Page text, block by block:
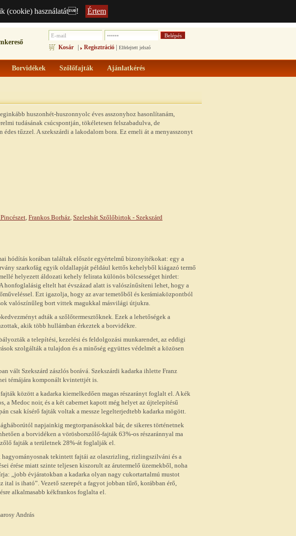
(cookie) használatát! Értem
Kosár | Regisztráció | Elfelejtett jelszó
Borvidékek Szőlőfajták Ajánlatkérés
huszonhét-huszonnyolc éves asszonyhoz hasonlítanám,
tudásának csúcspontján, tökéletesen felszabadulva, de
tűzzel. A szekszárdi a lakodalom bora. Ez emeli át a menyasszonyt
, Frankos Borház, Szeleshát Szőlőbirtok - Szekszárd
hódítás korában találtak először egyértelmű bizonyítékokat: egy a
szarkofág egyik oldallapját például kettős kehelyből kiágazó termő
helyezett áldozati kehely felirata különös bölcsességet hirdet:
honfoglalásig eltelt hat évszázad alatt is valószínűsíteni lehet, hogy a
Ezt igazolja, hogy az avar temetőből és kerámiaközpontból
valószínűleg bort vittek magukkal másvilági útjukra.
adták a szőlőtermesztőknek. Ezek a lehetőségek a
akik több hullámban érkeztek a borvidékre.
a telepítési, kezelési és feldolgozási munkarendet, az eddigi
szolgálták a tulajdon és a minőség együttes védelmét a közösen
vált Szekszárd zászlós borává. Szekszárdi kadarka ihlette Franz
témájára komponált kvintettjét is.
között a kadarka kiemelkedően magas részarányt foglalt el. A kék
a Medoc noir, és a két cabernet kapott még helyet az újtelepítésű
csak kísérő fajták voltak a messze legelterjedtebb kadarka mögött.
napjainkig megtorpanásokkal bár, de sikeres történetnek
a borvidéken a vörösborszőlő-fajták 63%-os részaránnyal ma
fajták a területnek 28%-át foglalják el.
hagyományosnak tekintett fajtái az olaszrizling, rizlingszilváni és a
érése miatt szinte teljesen kiszorult az árutermelő üzemekből, noha
„jobb évjáratokban a kadarka olyan nagy cukortartalmú mustot
ital is iható”. Vezető szerepét a fagyot jobban tűrő, korábban érő,
alkalmasabb kékfrankos foglalta el.
András